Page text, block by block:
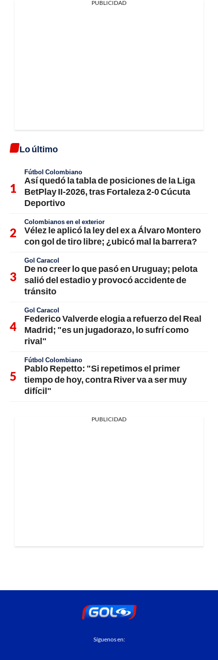
PUBLICIDAD
Lo último
Fútbol Colombiano
Así quedó la tabla de posiciones de la Liga
BetPlay II-2026, tras Fortaleza 2-0 Cúcuta
Deportivo
Colombianos en el exterior
Vélez le aplicó la ley del ex a Álvaro Montero
con gol de tiro libre; ¿ubicó mal la barrera?
Gol Caracol
De no creer lo que pasó en Uruguay; pelota
salió del estadio y provocó accidente de
tránsito
Gol Caracol
Federico Valverde elogia a refuerzo del Real
Madrid; "es un jugadorazo, lo sufrí como
rival"
Fútbol Colombiano
Pablo Repetto: "Si repetimos el primer
tiempo de hoy, contra River va a ser muy
difícil"
PUBLICIDAD
Síguenos en: